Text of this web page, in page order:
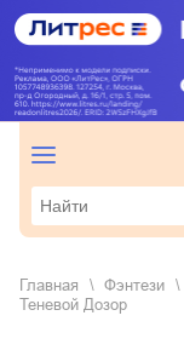
Главная фэнтези
Теневой Дозор